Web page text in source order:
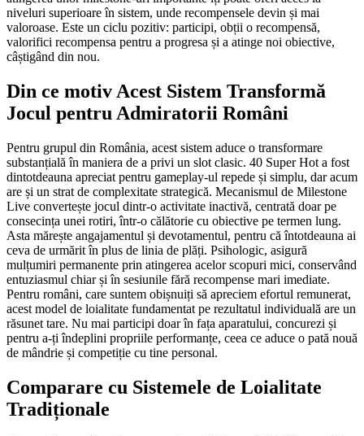
niveluri superioare în sistem, unde recompensele devin și mai
valoroase. Este un ciclu pozitiv: participi, obții o recompensă,
valorifici recompensa pentru a progresa și a atinge noi obiective,
câștigând din nou.
Din ce motiv Acest Sistem Transformă
Jocul pentru Admiratorii Români
Pentru grupul din România, acest sistem aduce o transformare
substanțială în maniera de a privi un slot clasic. 40 Super Hot a fost
dintotdeauna apreciat pentru gameplay-ul repede și simplu, dar acum
are și un strat de complexitate strategică. Mecanismul de Milestone
Live convertește jocul dintr-o activitate inactivă, centrată doar pe
consecința unei rotiri, într-o călătorie cu obiective pe termen lung.
Asta mărește angajamentul și devotamentul, pentru că întotdeauna ai
ceva de urmărit în plus de linia de plăți. Psihologic, asigură
mulțumiri permanente prin atingerea acelor scopuri mici, conservând
entuziasmul chiar și în sesiunile fără recompense mari imediate.
Pentru români, care suntem obișnuiți să apreciem efortul remunerat,
acest model de loialitate fundamentat pe rezultatul individuală are un
răsunet tare. Nu mai participi doar în fața aparatului, concurezi și
pentru a-ți îndeplini propriile performanțe, ceea ce aduce o pată nouă
de mândrie și competiție cu tine personal.
Comparare cu Sistemele de Loialitate
Tradiționale